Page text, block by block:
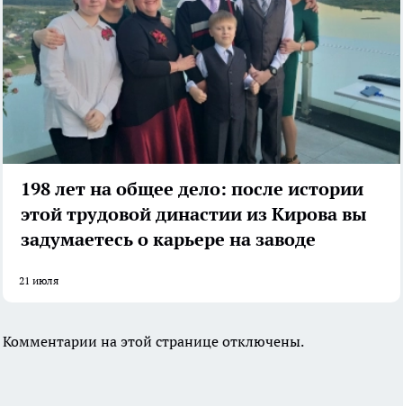
198 лет на общее дело: после истории
этой трудовой династии из Кирова вы
задумаетесь о карьере на заводе
21 июля
Комментарии на этой странице отключены.